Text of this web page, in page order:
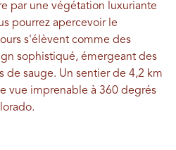
par une végétation luxuriante
pourrez apercevoir le
s'élèvent comme des
sophistiqué, émergeant des
de sauge. Un sentier de 4,2 km
vue imprenable à 360 degrés